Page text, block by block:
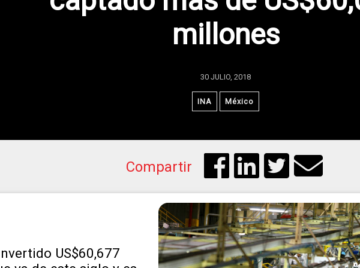
millones
30 JULIO, 2018
INA México
Compartir
US$60,677